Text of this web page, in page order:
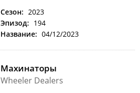
Сезон: 2023
Эпизод: 194
Название: 04/12/2023
Махинаторы
Wheeler Dealers